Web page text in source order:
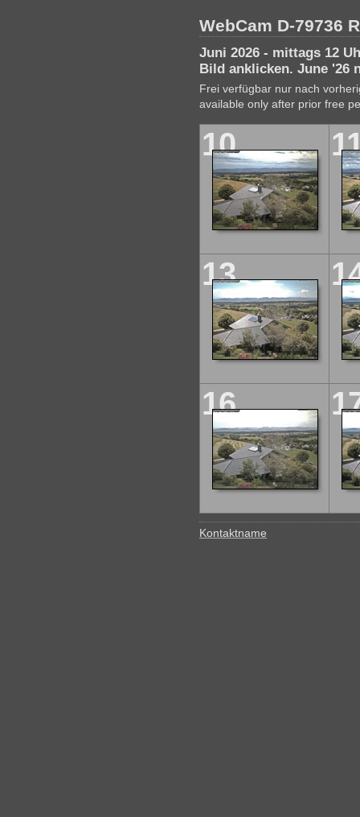
WebCam D-79736
Juni 2026 - mittags 12
Bild anklicken. June '26
Frei verfügbar nur nach
available only after prior free
10
13
16
Kontaktname